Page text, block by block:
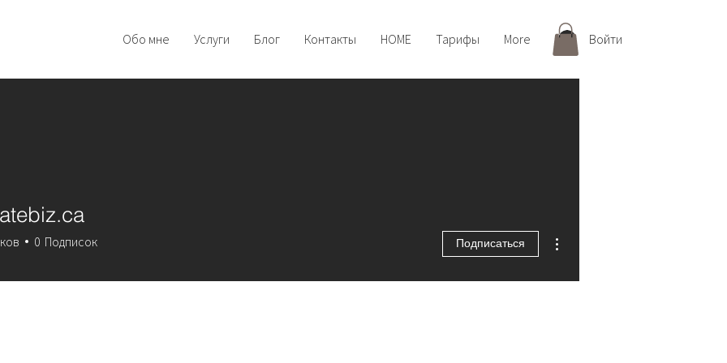
Обо мне Услуги Блог Контакты HOME Тарифы More Войти
0 Подписок Подписаться